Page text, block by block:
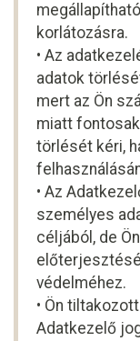
korlátozásra.
• Az
adatok
mert az Ön
miatt
törlését kéri,
• Az
személyes
céljából, de
védelméhez.
• Ön
Adatkezelő